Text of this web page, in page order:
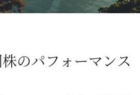
のパフォーマンス